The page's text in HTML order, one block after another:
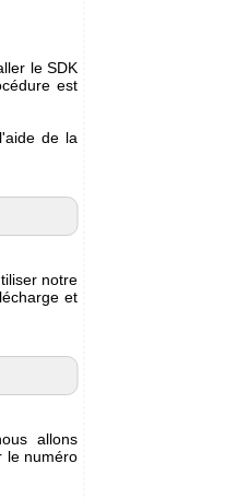
le SDK
est
de la
notre
et
allons
le numéro